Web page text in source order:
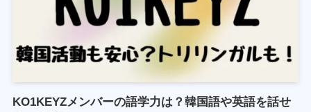
KO1KEYZメンバーの語学力は？韓国語や英語を話せ